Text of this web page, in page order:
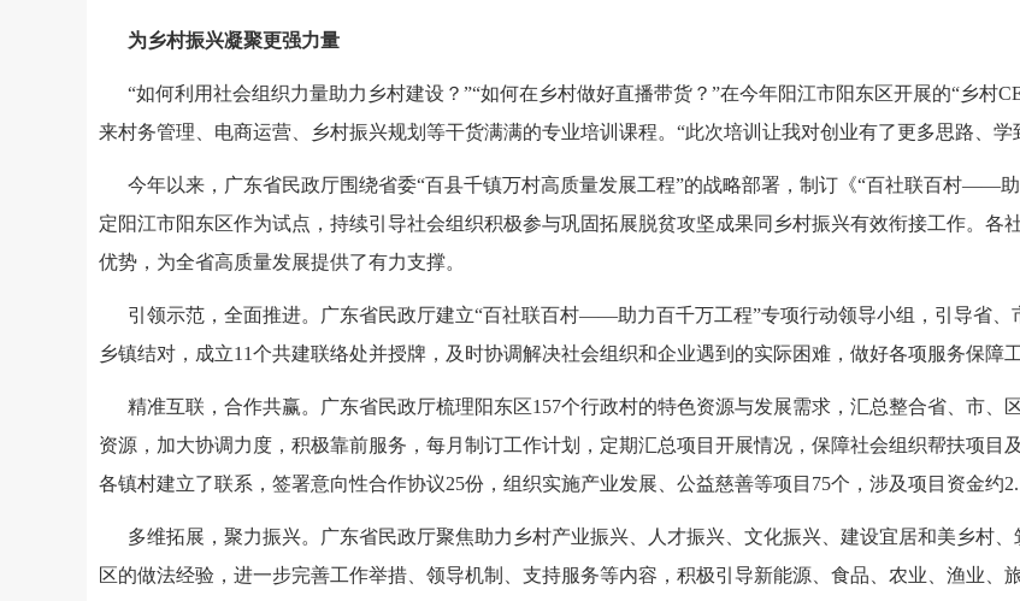
为乡村振兴凝聚更强力量
“如何利用社会组织力量助力乡村建设？”“如何在乡村做好直播带货？”在今年阳江市阳东区开展的“乡村
来村务管理、电商运营、乡村振兴规划等干货满满的专业培训课程。“此次培训让我对创业有了更多思路、学
今年以来，广东省民政厅围绕省委“百县千镇万村高质量发展工程”的战略部署，制订《“百社联百村——
定阳江市阳东区作为试点，持续引导社会组织积极参与巩固拓展脱贫攻坚成果同乡村振兴有效衔接工作。各
优势，为全省高质量发展提供了有力支撑。
引领示范，全面推进。广东省民政厅建立“百社联百村——助力百千万工程”专项行动领导小组，引导省
乡镇结对，成立11个共建联络处并授牌，及时协调解决社会组织和企业遇到的实际困难，做好各项服务保障
精准互联，合作共赢。广东省民政厅梳理阳东区157个行政村的特色资源与发展需求，汇总整合省、市、
资源，加大协调力度，积极靠前服务，每月制订工作计划，定期汇总项目开展情况，保障社会组织帮扶项目
各镇村建立了联系，签署意向性合作协议25份，组织实施产业发展、公益慈善等项目75个，涉及项目资金约
多维拓展，聚力振兴。广东省民政厅聚焦助力乡村产业振兴、人才振兴、文化振兴、建设宜居和美乡村
区的做法经验，进一步完善工作举措、领导机制、支持服务等内容，积极引导新能源、食品、农业、渔业、